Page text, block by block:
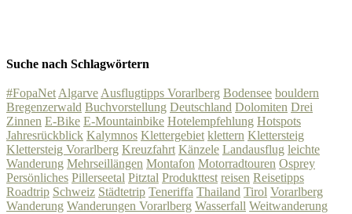
Suche nach Schlagwörtern
#FopaNet Algarve Ausflugtipps Vorarlberg Bodensee bouldern
Bregenzerwald Buchvorstellung Deutschland Dolomiten Drei
Zinnen E-Bike E-Mountainbike Hotelempfehlung Hotspots
Jahresrückblick Kalymnos Klettergebiet klettern Klettersteig
Klettersteig Vorarlberg Kreuzfahrt Känzele Landausflug leichte
Wanderung Mehrseillängen Montafon Motorradtouren Osprey
Persönliches Pillerseetal Pitztal Produkttest reisen Reisetipps
Roadtrip Schweiz Städtetrip Teneriffa Thailand Tirol Vorarlberg
Wanderung Wanderungen Vorarlberg Wasserfall Weitwanderung